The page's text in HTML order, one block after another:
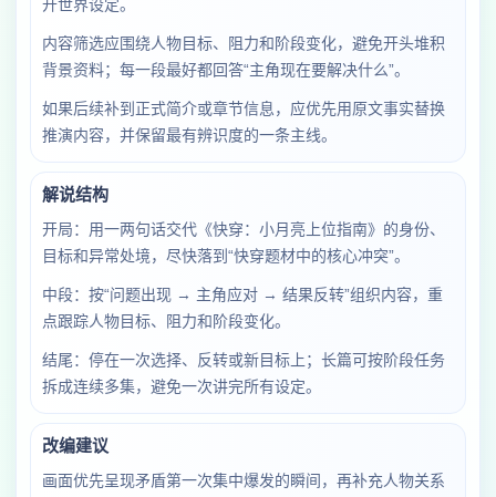
开世界设定。
内容筛选应围绕人物目标、阻力和阶段变化，避免开头堆积
背景资料；每一段最好都回答“主角现在要解决什么”。
如果后续补到正式简介或章节信息，应优先用原文事实替换
推演内容，并保留最有辨识度的一条主线。
解说结构
开局：用一两句话交代《快穿：小月亮上位指南》的身份、
目标和异常处境，尽快落到“快穿题材中的核心冲突”。
中段：按“问题出现 → 主角应对 → 结果反转”组织内容，重
点跟踪人物目标、阻力和阶段变化。
结尾：停在一次选择、反转或新目标上；长篇可按阶段任务
拆成连续多集，避免一次讲完所有设定。
改编建议
画面优先呈现矛盾第一次集中爆发的瞬间，再补充人物关系